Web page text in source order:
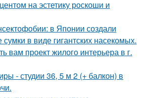
на эстетику роскоши и
в Японии создали
в виде гигантских насекомых.
вам проект жилого интерьера в г.
- студии 36, 5 м 2 (+ балкон) в